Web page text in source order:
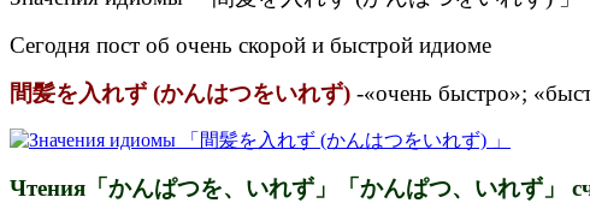
Сегодня пост об очень скорой и быстрой идиоме
間髪を入れず (かんはつをいれず) -«очень быстро»;
Чтения「かんぱつを、いれず」「かんぱつ、いれず」